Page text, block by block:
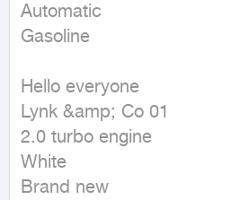
Automatic
Gasoline
Hello everyone
Lynk &amp; Co 01
2.0 turbo engine
White
Brand new